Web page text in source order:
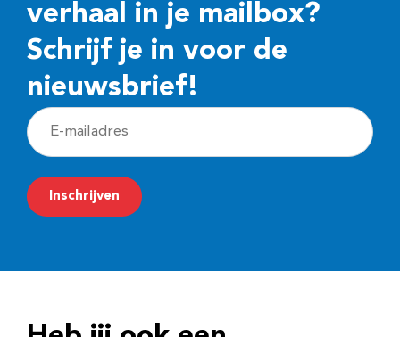
verhaal in je mailbox?
Schrijf je in voor de
nieuwsbrief!
E
-
m
a
Inschrijven